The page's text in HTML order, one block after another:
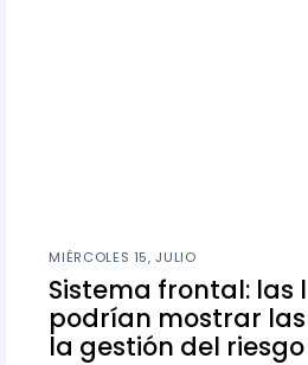
MIÉRCOLES 15, JULIO
Sistema frontal: las
podrían mostrar
la gestión del